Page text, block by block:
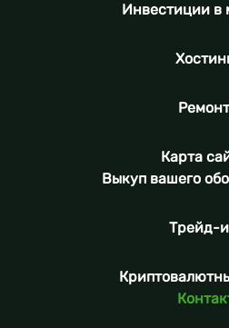
Инвестиции в
Ремонт
Карта
Выкуп вашего
Трейд-